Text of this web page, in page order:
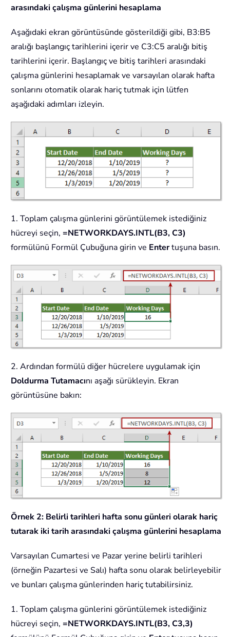
arasındaki çalışma günlerini hesaplama
Aşağıdaki ekran görüntüsünde gösterildiği gibi, B3:B5
aralığı başlangıç tarihlerini içerir ve C3:C5 aralığı bitiş
tarihlerini içerir. Başlangıç ve bitiş tarihleri arasındaki
çalışma günlerini hesaplamak ve varsayılan olarak hafta
sonlarını otomatik olarak hariç tutmak için lütfen
aşağıdaki adımları izleyin.
1. Toplam çalışma günlerini görüntülemek istediğiniz
hücreyi seçin, =NETWORKDAYS.INTL(B3, C3)
formülünü Formül Çubuğuna girin ve Entertuşuna basın.
2. Ardından formülü diğer hücrelere uygulamak için
Doldurma Tutamacını aşağı sürükleyin. Ekran
görüntüsüne bakın:
Örnek 2: Belirli tarihleri hafta sonu günleri olarak hariç
tutarak iki tarih arasındaki çalışma günlerini hesaplama
Varsayılan Cumartesi ve Pazar yerine belirli tarihleri
(örneğin Pazartesi ve Salı) hafta sonu olarak belirleyebilir
ve bunları çalışma günlerinden hariç tutabilirsiniz.
1. Toplam çalışma günlerini görüntülemek istediğiniz
hücreyi seçin, =NETWORKDAYS.INTL(B3, C3,3)